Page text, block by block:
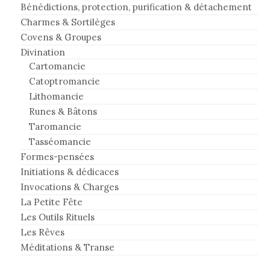
Bénédictions, protection, purification & détachement
Charmes & Sortilèges
Covens & Groupes
Divination
Cartomancie
Catoptromancie
Lithomancie
Runes & Bâtons
Taromancie
Tasséomancie
Formes-pensées
Initiations & dédicaces
Invocations & Charges
La Petite Fête
Les Outils Rituels
Les Rêves
Méditations & Transe